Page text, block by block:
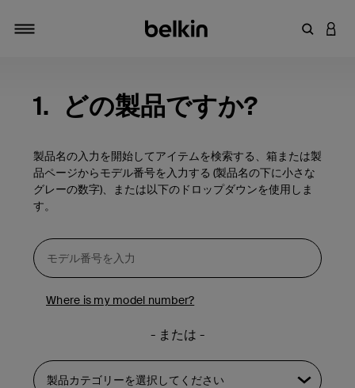
キーワアカ
1. どの製品ですか?
製品名の入力を開始してアイテムを検索する、箱または製
品ページからモデル番号を入力する (製品名の下に小さな
グレーの数字)、または以下のドロップダウンを使用しま
す。
Where is my model number?
- または -